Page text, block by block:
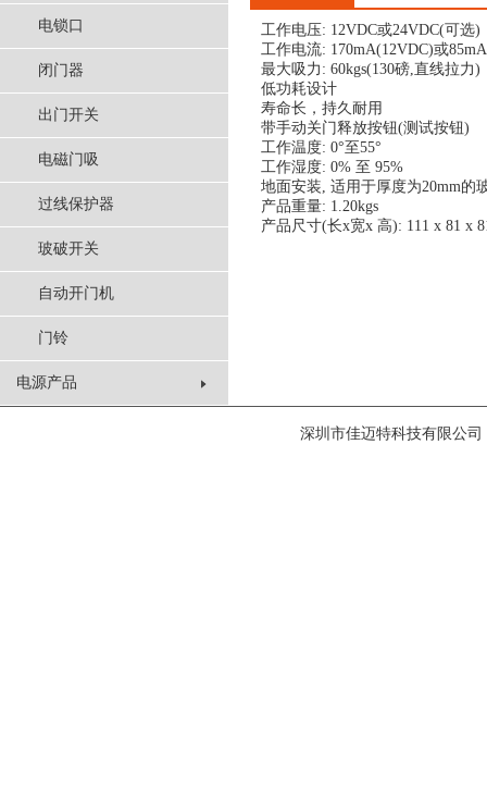
电锁口
闭门器
出门开关
电磁门吸
过线保护器
玻破开关
自动开门机
门铃
电源产品
工作电压: 12VDC或24VDC(可选)
工作电流: 170mA(12VDC)或
最大吸力: 60kgs(130磅,直线拉力)
低功耗设计
寿命长，持久耐用
带手动关门释放按钮(测试按钮)
工作温度: 0°至55°
工作湿度: 0% 至 95%
地面安装, 适用于厚度为20mm的
产品重量: 1.20kgs
产品尺寸(长x宽x 高): 111 x 81 x
深圳市佳迈特科技有限公司